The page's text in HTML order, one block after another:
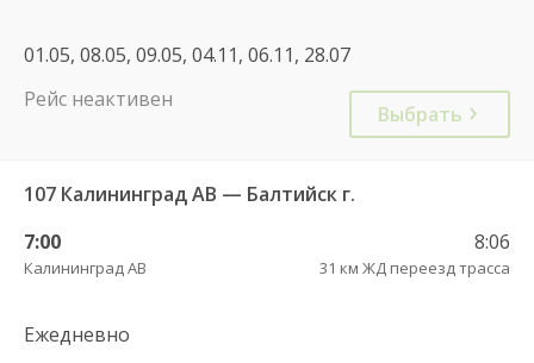
01.05, 08.05, 09.05, 04.11, 06.11, 28.07
Рейс неактивен
Выбрать
107 Калининград АВ — Балтийск г.
7:00
Калининград АВ
8:06
31 км ЖД переезд трасса
Ежедневно